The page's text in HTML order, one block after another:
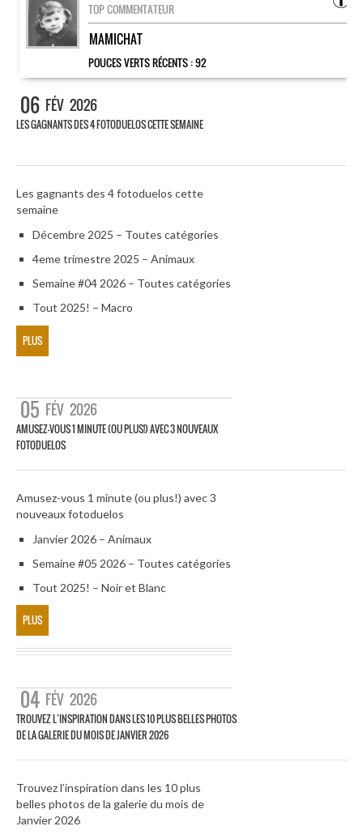
TOP COMMENTATEUR
MAMICHAT
POUCES VERTS RÉCENTS :92
06 FÉV 2026
LES GAGNANTS DES 4 FOTODUELOS CETTE SEMAINE
Les gagnants des 4 fotoduelos cette
semaine
Décembre 2025 – Toutes catégories
4eme trimestre 2025 – Animaux
Semaine #04 2026 – Toutes catégories
Tout 2025! – Macro
PLUS
05 FÉV 2026
AMUSEZ-VOUS 1 MINUTE (OU PLUS!) AVEC 3 NOUVEAUX
FOTODUELOS
Amusez-vous 1 minute (ou plus!) avec 3
nouveaux fotoduelos
Janvier 2026 – Animaux
Semaine #05 2026 – Toutes catégories
Tout 2025! – Noir et Blanc
PLUS
04 FÉV 2026
TROUVEZ L’INSPIRATION DANS LES 10 PLUS BELLES PHOTOS
DE LA GALERIE DU MOIS DE JANVIER 2026
Trouvez l’inspiration dans les 10 plus
belles photos de la galerie du mois de
Janvier 2026